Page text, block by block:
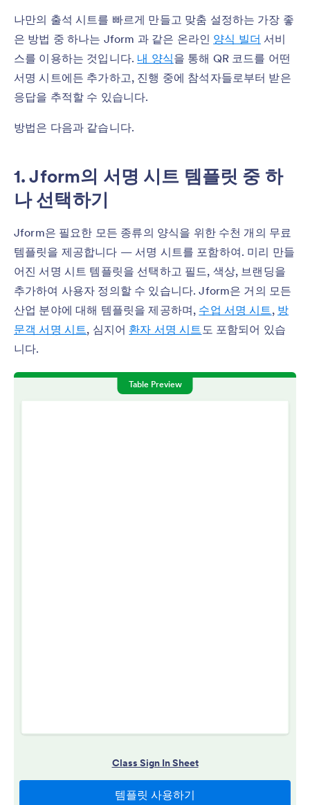
나만의 출석 시트를 빠르게 만들고 맞춤 설정하는 가장 좋
은 방법 중 하나는 Jform 과 같은 온라인 양식 빌더 서비
스를 이용하는 것입니다. 내 양식을 통해 QR 코드를 어떤
서명 시트에든 추가하고, 진행 중에 참석자들로부터 받은
응답을 추적할 수 있습니다.
방법은 다음과 같습니다.
1. Jform의 서명 시트 템플릿 중 하
나 선택하기
Jform은 필요한 모든 종류의 양식을 위한 수천 개의 무료
템플릿을 제공합니다 — 서명 시트를 포함하여. 미리 만들
어진 서명 시트 템플릿을 선택하고 필드, 색상, 브랜딩을
추가하여 사용자 정의할 수 있습니다. Jform은 거의 모든
산업 분야에 대해 템플릿을 제공하며, 수업 서명 시트 , 방
문객 서명 시트, 심지어 환자 서명 시트 도 포함되어 있습
니다.